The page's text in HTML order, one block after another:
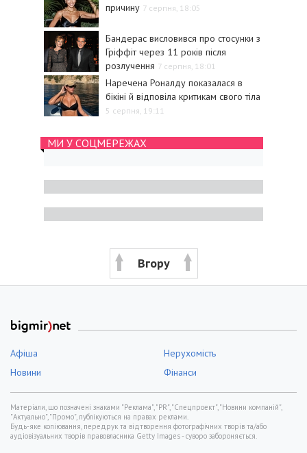
причину 7 серпня, 18:05
Бандерас висловився про стосунки з
Гріффіт через 11 років після
розлучення 7 серпня, 18:01
Наречена Роналду показалася в
бікіні й відповіла критикам свого тіла
5 серпня, 19:11
МИ У СОЦМЕРЕЖАХ
Вгору
Афіша
Нерухомість
Новини
Фінанси
Матеріали, що позначені знаками "Реклама", "PR", "Спецпроект", "Новини компаній",
"Актуально", "Промо", публікуються на правах реклами.
Будь-яке копіювання, передрук та відтворення фотографічних творів та/або
аудіовізуальних творів правовласника Getty Images - суворо забороняється.